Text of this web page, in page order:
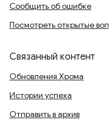
Сообщить об ошибке
Посмотреть открытые
Связанный контент
Обновления Хрома
Истории успеха
Отправить в архив